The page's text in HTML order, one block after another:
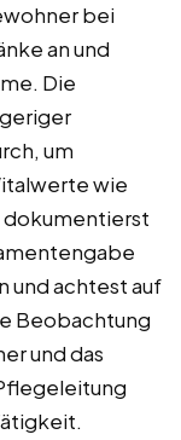
bei
an und
Die
um
wie
dokumentierst
und achtest auf
Beobachtung
und das